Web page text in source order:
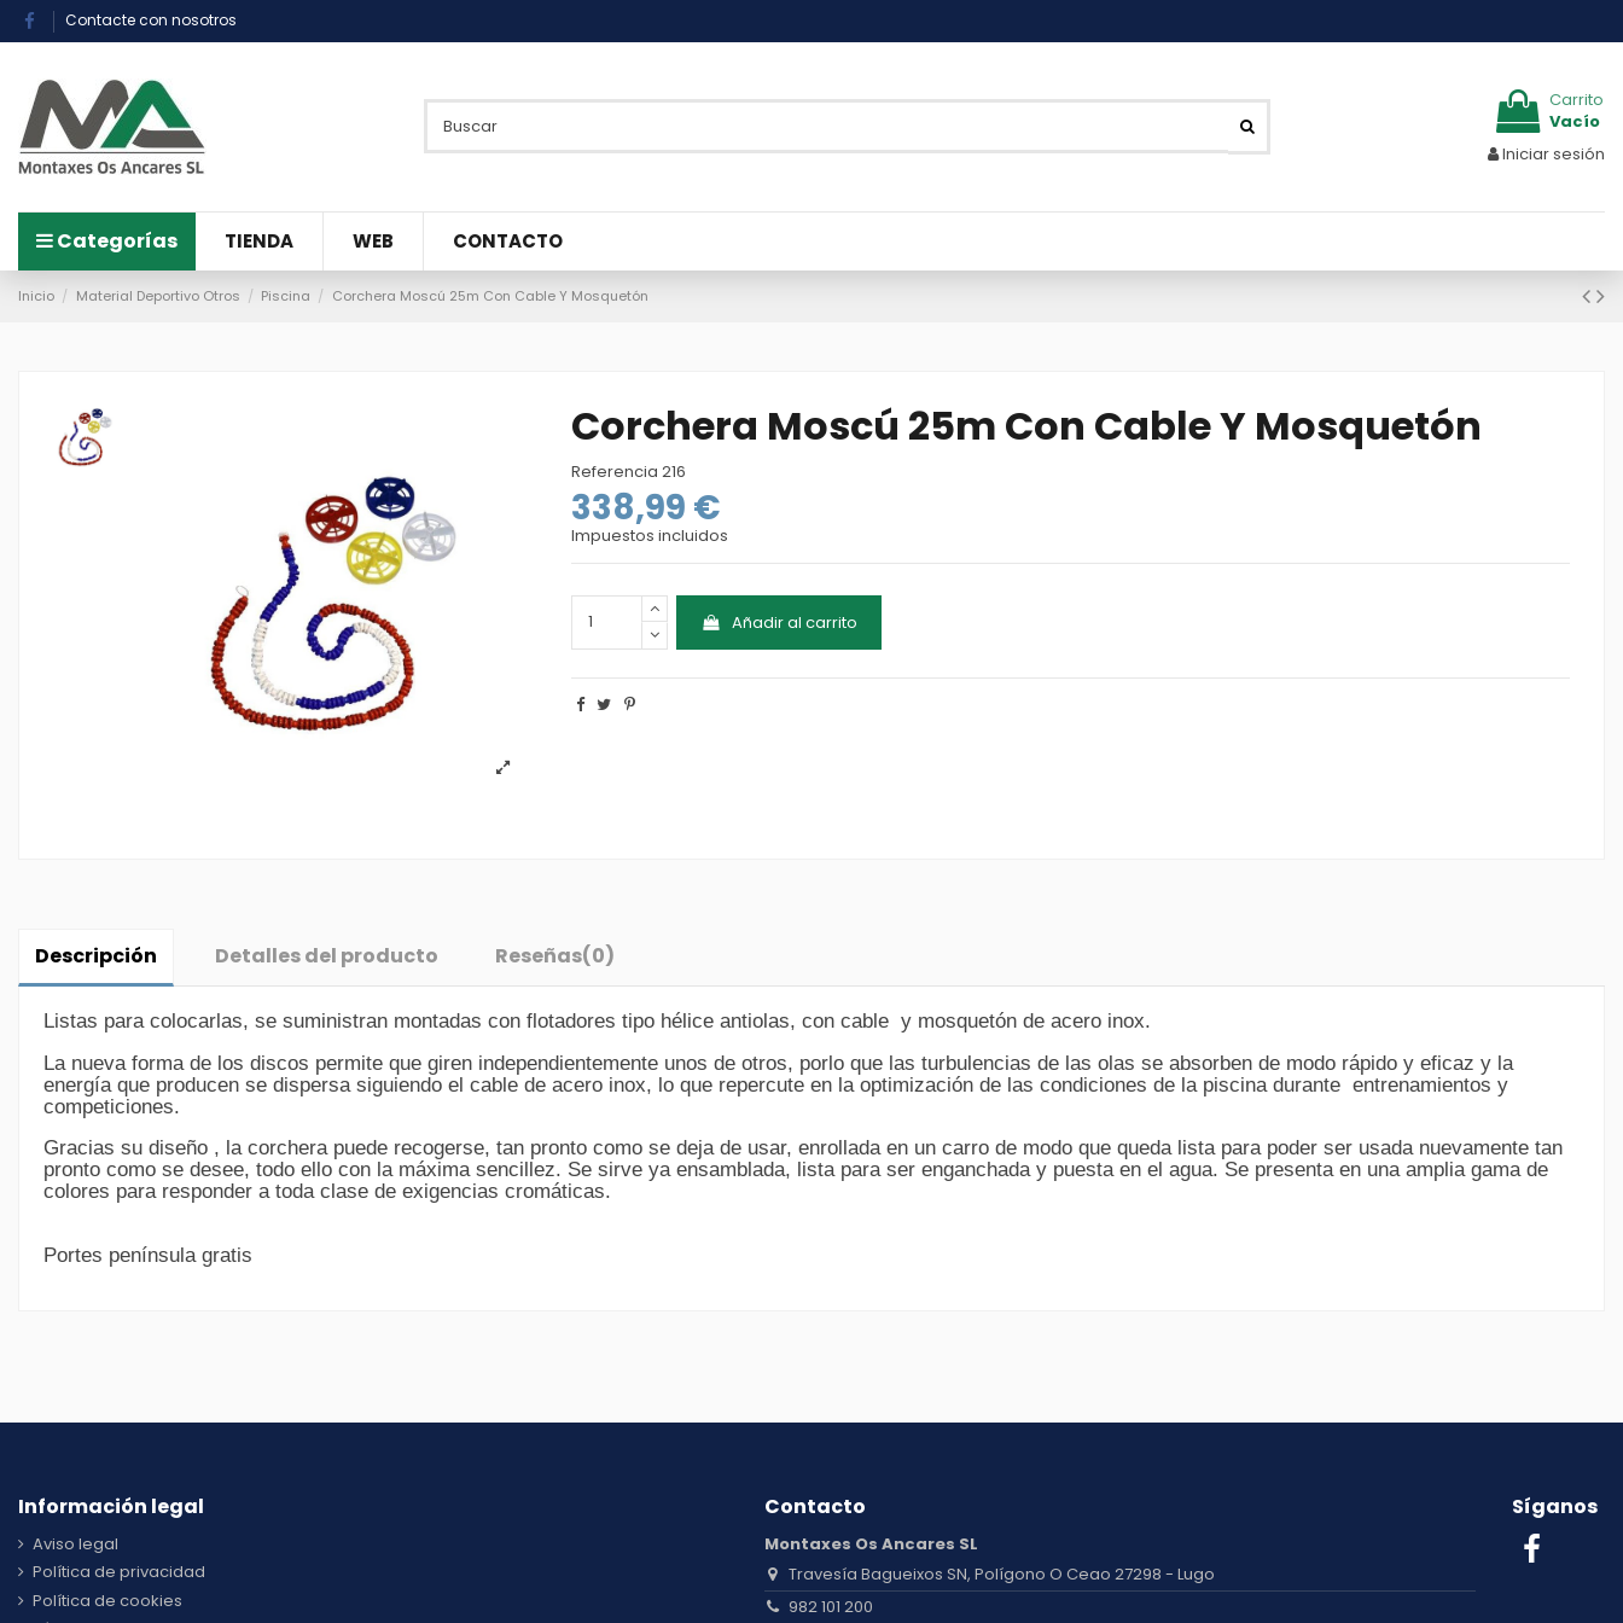
Contacte con nosotros
Carrito
Vacío
Iniciar sesión
Categorías TIENDA WEB CONTACTO
Inicio Material Deportivo Otros Piscina Corchera Moscú 25m Con Cable Y Mosquetón
Corchera Moscú 25m Con Cable Y Mosquetón
Referencia 216
338,99 €
Impuestos incluidos
Añadir al carrito
Descripción Detalles del producto Reseñas(0)
Listas para colocarlas, se suministran montadas con flotadores tipo hélice antiolas, con cable y mosquetón de acero inox.
La nueva forma de los discos permite que giren independientemente unos de otros, porlo que las turbulencias de las olas se absorben de modo rápido y eficaz y la
energía que producen se dispersa siguiendo el cable de acero inox, lo que repercute en la optimización de las condiciones de la piscina durante entrenamientos y
competiciones.
Gracias su diseño , la corchera puede recogerse, tan pronto como se deja de usar, enrollada en un carro de modo que queda lista para poder ser usada nuevamente tan
pronto como se desee, todo ello con la máxima sencillez. Se sirve ya ensamblada, lista para ser enganchada y puesta en el agua. Se presenta en una amplia gama de
colores para responder a toda clase de exigencias cromáticas.
Portes península gratis
Información legal
Aviso legal
Política de privacidad
Política de cookies
Contacto
Montaxes Os Ancares SL
Travesía Bagueixos SN, Polígono O Ceao 27298 - Lugo
982 101 200
Síganos